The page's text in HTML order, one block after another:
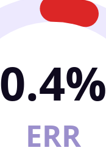
0.4%
ERR